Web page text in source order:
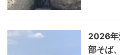
2026
部そば